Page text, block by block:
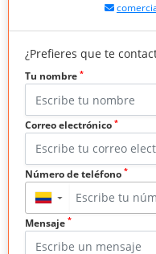
¿Prefieres que te
Tu nombre *
Correo electrónico *
Número de teléfono *
▼
Mensaje *